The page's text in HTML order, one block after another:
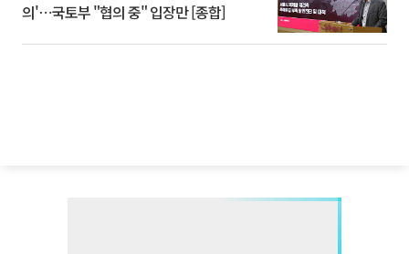
의'⋯국토부 "협의 중" 입장만 [종합]